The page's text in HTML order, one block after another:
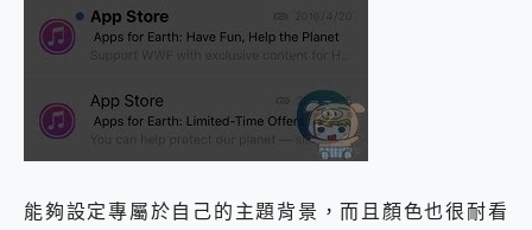
能夠設定專屬於自己的主題背景，而且顏色也很耐看